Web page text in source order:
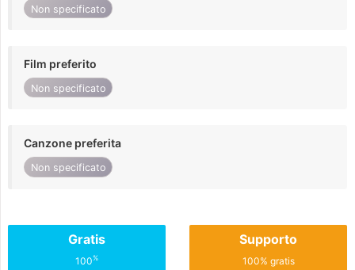
Non specificato
Film preferito
Non specificato
Canzone preferita
Non specificato
Gratis
100%
Supporto
100% gratis